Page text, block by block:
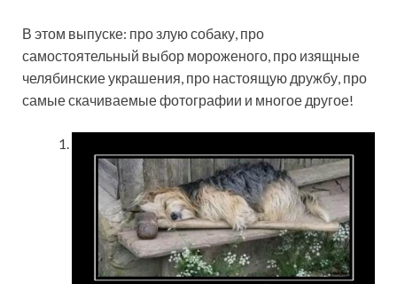
В этом выпуске: про злую собаку, про
самостоятельный выбор мороженого, про изящные
челябинские украшения, про настоящую дружбу, про
самые скачиваемые фотографии и многое другое!